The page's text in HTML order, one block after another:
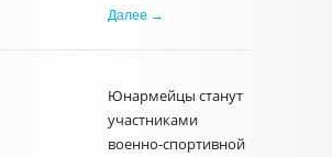
Далее →
Юнармейцы станут
участниками
военно-спортивной